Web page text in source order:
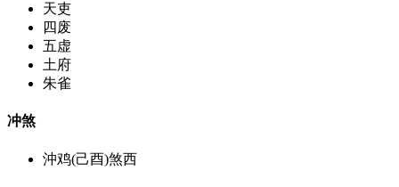
天吏
四废
五虚
土府
朱雀
冲煞
沖鸡(己酉)煞西